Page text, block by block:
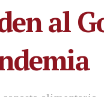
al